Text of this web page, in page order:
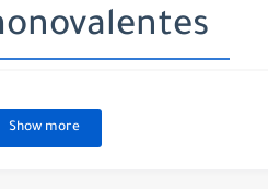
Show more